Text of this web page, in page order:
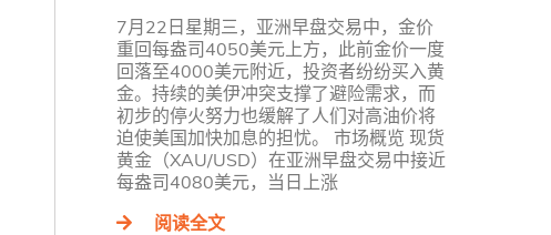
7月22日星期三，亚洲早盘交易中，金价
重回每盎司4050美元上方，此前金价一度
回落至4000美元附近，投资者纷纷买入黄
金。持续的美伊冲突支撑了避险需求，而
初步的停火努力也缓解了人们对高油价将
迫使美国加快加息的担忧。 市场概览 现货
黄金（XAU/USD）在亚洲早盘交易中接近
每盎司4080美元，当日上涨
阅读全文